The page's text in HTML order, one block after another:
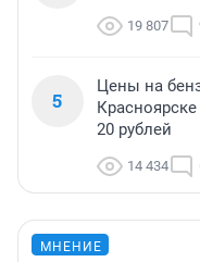
19 807
5
Цены на
20 рублей
14 434
МНЕНИЕ